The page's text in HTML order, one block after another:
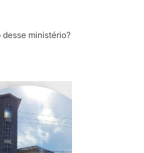
ministério?
Sociais: